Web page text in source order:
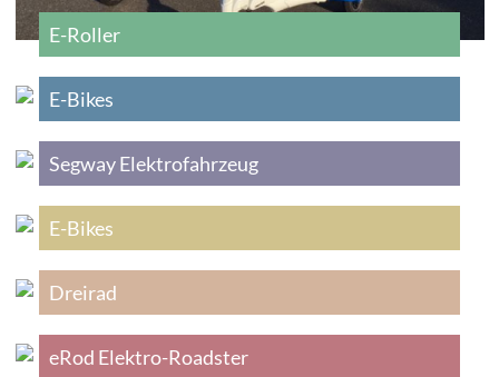
E-Roller
E-Bikes
Segway Elektrofahrzeug
E-Bikes
Dreirad
eRod Elektro-Roadster